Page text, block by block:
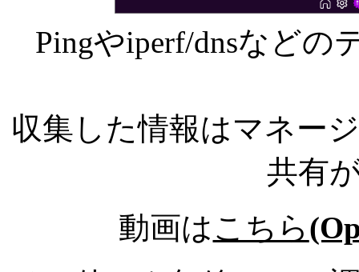
Pingやiperf/dnsなどの
収集した情報はマネー
共有
動画はこちら